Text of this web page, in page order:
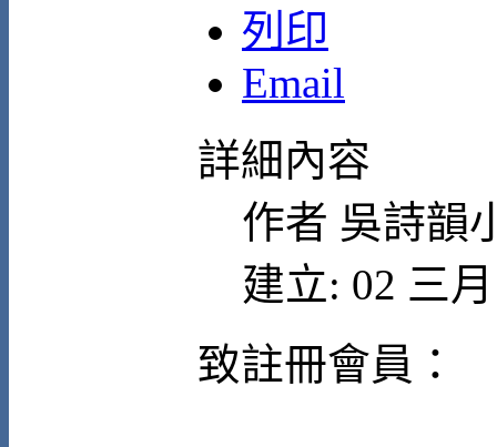
列印
Email
詳細內容
作者 吳詩韻
建立: 02 三
致註冊會員：